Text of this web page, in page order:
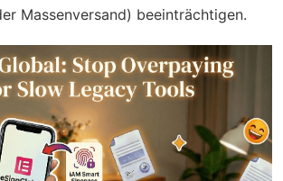
Massenversand) beeinträchtigen.